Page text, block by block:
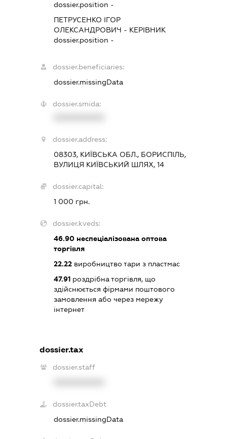
dossier.position -
ПЕТРУСЕНКО ІГОР
ОЛЕКСАНДРОВИЧ - КЕРІВНИК
dossier.position -
dossier.beneficiaries:
dossier.missingData
dossier.smida:
dossier.address:
08303, КИЇВСЬКА ОБЛ., БОРИСПІЛЬ,
ВУЛИЦЯ КИЇВСЬКИЙ ШЛЯХ, 14
dossier.capital:
1 000 грн.
dossier.kveds:
46.90 неспеціалізована оптова
торгівля
22.22 виробництво тари з пластмас
47.91 роздрібна торгівля, що
здійснюється фірмами поштового
замовлення або через мережу
інтернет
dossier.tax
dossier.staff
dossier.taxDebt
dossier.missingData